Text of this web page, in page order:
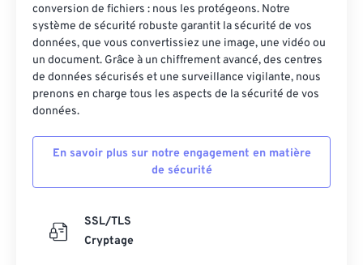
conversion de fichiers : nous les protégeons. Notre
système de sécurité robuste garantit la sécurité de vos
données, que vous convertissiez une image, une vidéo ou
un document. Grâce à un chiffrement avancé, des centres
de données sécurisés et une surveillance vigilante, nous
prenons en charge tous les aspects de la sécurité de vos
données.
En savoir plus sur notre engagement en matière
de sécurité
SSL/TLS
Cryptage